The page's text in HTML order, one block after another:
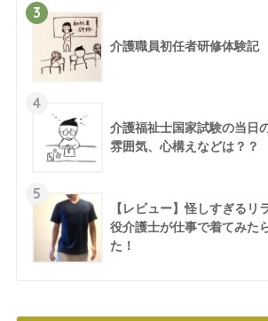
3
介護職員初任者研修体験
4
介護福祉士国家試験の当日
雰囲気、心構えなどは？？
5
【レビュー】怪しすぎるリ
役介護士が仕事で着てみた
た！